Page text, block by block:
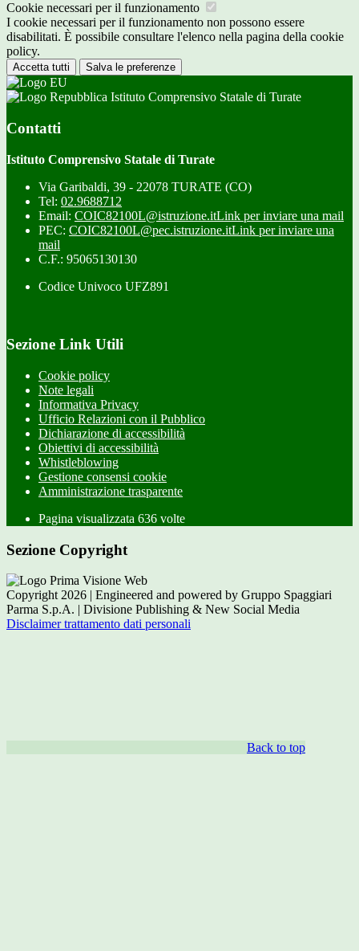
Cookie necessari per il funzionamento
I cookie necessari per il funzionamento non possono essere
disabilitati. È possibile consultare l'elenco nella pagina della cookie
policy.
Accetta tutti Salva le preferenze
Istituto Comprensivo Statale di Turate
Contatti
Istituto Comprensivo Statale di Turate
Via Garibaldi, 39 - 22078 TURATE (CO)
Tel: 02.9688712
Email: COIC82100L@istruzione.itLink per inviare una mail
PEC: COIC82100L@pec.istruzione.itLink per inviare una
mail
C.F.: 95065130130
Codice Univoco UFZ891
Sezione Link Utili
Cookie policy
Note legali
Informativa Privacy
Ufficio Relazioni con il Pubblico
Dichiarazione di accessibilità
Obiettivi di accessibilità
Whistleblowing
Gestione consensi cookie
Amministrazione trasparente
Pagina visualizzata 636 volte
Sezione Copyright
Copyright 2026 | Engineered and powered by Gruppo Spaggiari
Parma S.p.A. | Divisione Publishing & New Social Media
Disclaimer trattamento dati personali
Back to top